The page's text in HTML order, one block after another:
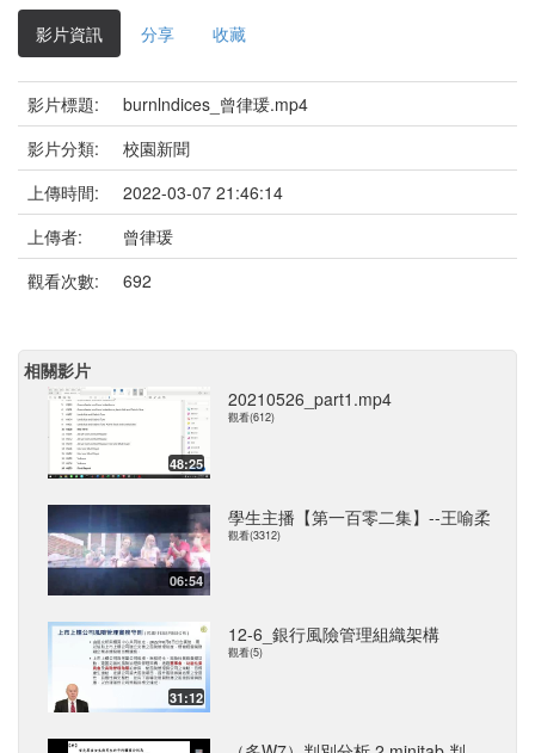
影片資訊 分享 收藏
影片標題:
burnlndices_曾律瑗.mp4
影片分類:
校園新聞
上傳時間:
2022-03-07 21:46:14
上傳者:
曾律瑗
觀看次數:
692
相關影片
48:25
20210526_part1.mp4
觀看(612)
06:54
學生主播【第一百零二集】--王喻柔
觀看(3312)
31:12
12-6_銀行風險管理組織架構
觀看(5)